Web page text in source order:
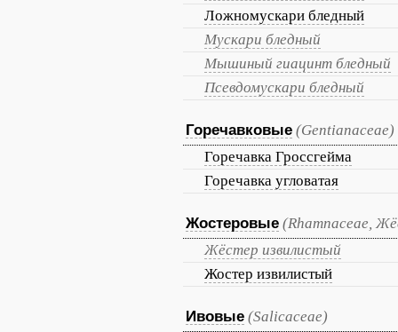
Ложномускари бледный
Мускари бледный
Мышиный гиацинт бледный
Псевдомускари бледный
Горечавковые (Gentianaceae)
Горечавка Гроссгейма
Горечавка угловатая
Жостеровые (Rhamnaceae,
Жёстер извилистый
Жостер извилистый
Ивовые (Salicaceae)